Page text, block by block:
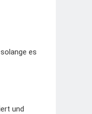
es
und